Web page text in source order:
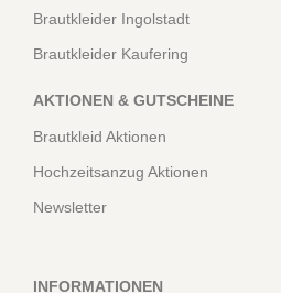
Brautkleider Ingolstadt
Brautkleider Kaufering
AKTIONEN & GUTSCHEINE
Brautkleid Aktionen
Hochzeitsanzug Aktionen
Newsletter
INFORMATIONEN